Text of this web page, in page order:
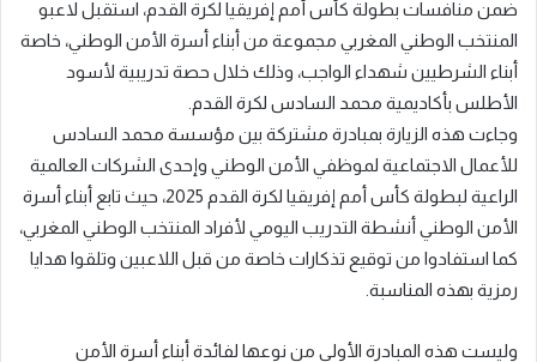
ضمن منافسات بطولة كأس أمم إفريقيا لكرة القدم، استقبل لاعبو
المنتخب الوطني المغربي مجموعة من أبناء أسرة الأمن الوطني، خاصة
أبناء الشرطيين شهداء الواجب، وذلك خلال حصة تدريبية لأسود
الأطلس بأكاديمية محمد السادس لكرة القدم.
وجاءت هذه الزيارة بمبادرة مشتركة بين مؤسسة محمد السادس
للأعمال الاجتماعية لموظفي الأمن الوطني وإحدى الشركات العالمية
الراعية لبطولة كأس أمم إفريقيا لكرة القدم 2025، حيث تابع أبناء أسرة
الأمن الوطني أنشطة التدريب اليومي لأفراد المنتخب الوطني المغربي،
كما استفادوا من توقيع تذكارات خاصة من قبل اللاعبين وتلقوا هدايا
رمزية بهذه المناسبة.
وليست هذه المبادرة الأولى من نوعها لفائدة أبناء أسرة الأمن